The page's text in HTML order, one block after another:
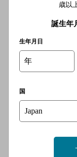
歳以
誕生年
生年月日
年
国